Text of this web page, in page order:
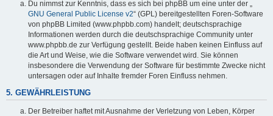
Du nimmst zur Kenntnis, dass es sich bei phpBB um eine unter der „
GNU General Public License v2“ (GPL) bereitgestellten Foren-Software
von phpBB Limited (www.phpbb.com) handelt; deutschsprachige
Informationen werden durch die deutschsprachige Community unter
www.phpbb.de zur Verfügung gestellt. Beide haben keinen Einfluss auf
die Art und Weise, wie die Software verwendet wird. Sie können
insbesondere die Verwendung der Software für bestimmte Zwecke nicht
untersagen oder auf Inhalte fremder Foren Einfluss nehmen.
5. GEWÄHRLEISTUNG
Der Betreiber haftet mit Ausnahme der Verletzung von Leben, Körper